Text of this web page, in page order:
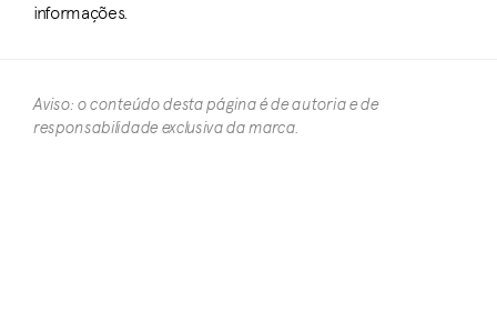
informações.
Aviso: o conteúdo desta página é de autoria e de
responsabilidade exclusiva da marca.​